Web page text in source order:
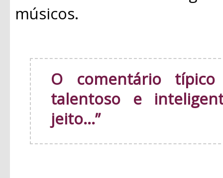
músicos.
O comentário
talentoso e
jeito...”